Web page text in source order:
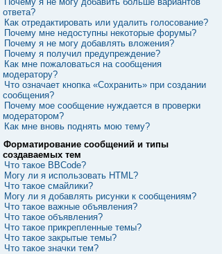
ответа?
Как отредактировать или удалить голосование?
Почему мне недоступны некоторые форумы?
Почему я не могу добавлять вложения?
Почему я получил предупреждение?
Как мне пожаловаться на сообщения
модератору?
Что означает кнопка «Сохранить» при создании
сообщения?
Почему мое сообщение нуждается в проверки
модератором?
Как мне вновь поднять мою тему?
Форматирование сообщений и типы
создаваемых тем
Что такое BBCode?
Могу ли я использовать HTML?
Что такое смайлики?
Могу ли я добавлять рисунки к сообщениям?
Что такое важные объявления?
Что такое объявления?
Что такое прикрепленные темы?
Что такое закрытые темы?
Что такое значки тем?